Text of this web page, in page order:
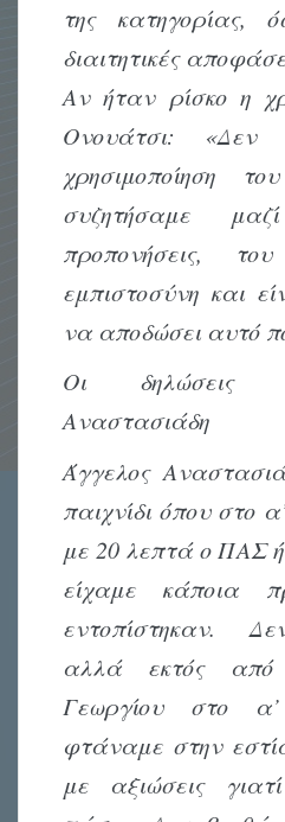
της κατηγορίας,
διαιτητικές
Αν ήταν ρίσκο η
Ονουάτσι:
χρησιμοποίηση
συζητήσαμε
προπονήσεις,
εμπιστοσύνη και
να αποδώσει αυτό
Οι δηλώσεις
Αναστασιάδη
Άγγελος
παιχνίδι όπου στο
με 20 λεπτά ο ΠΑΣ
είχαμε κάποια
εντοπίστηκαν.
αλλά εκτός
Γεωργίου στο
φτάναμε στην
με αξιώσεις